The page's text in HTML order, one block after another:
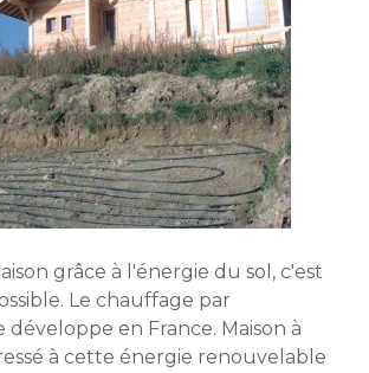
grâce à l'énergie du sol, c'est
Le chauffage par
développe en France. Maison à
à cette énergie renouvelable